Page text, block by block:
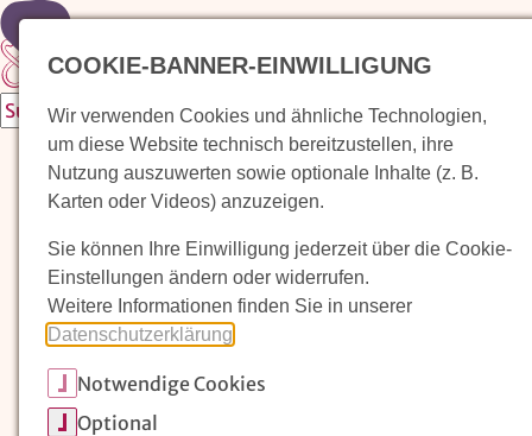
Zur Startseite
Waldorfkindergarten finden
Pädagogischer Ansatz
Arbeit im Waldorfkindergarten
Unser Verein
Magazin: Erziehungskunst frühe Kindheit
COOKIE-BANNER-EINWILLIGUNG
Wir verwenden Cookies und ähnliche Technologien,
um diese Website technisch bereitzustellen, ihre
Nutzung auszuwerten sowie optionale Inhalte (z. B.
Karten oder Videos) anzuzeigen.
Sie können Ihre Einwilligung jederzeit über die Cookie-
Einstellungen ändern oder widerrufen.
Weitere Informationen finden Sie in unserer
Datenschutzerklärung
Notwendige Cookies
Optional